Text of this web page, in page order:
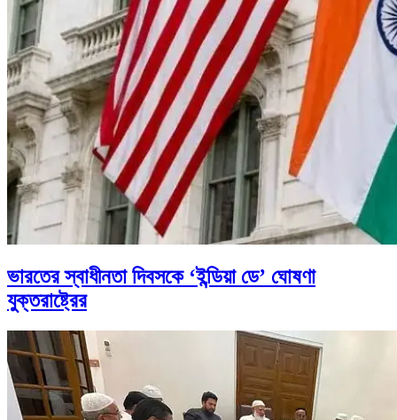
ভারতের স্বাধীনতা দিবসকে ‘ইন্ডিয়া ডে’ ঘোষণা
যুক্তরাষ্ট্রের